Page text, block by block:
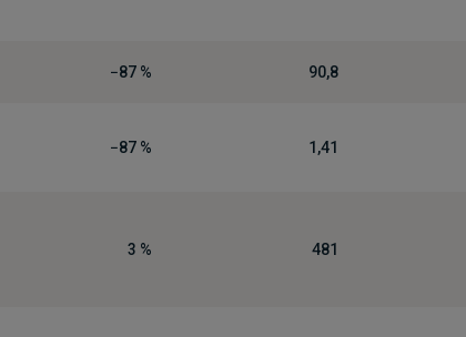
−87 % 90,8
−87 % 1,41
3 % 481